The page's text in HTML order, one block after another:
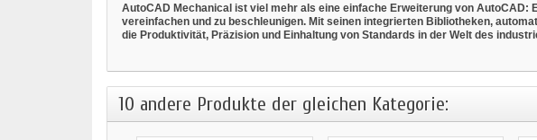
AutoCAD Mechanical ist viel mehr als eine einfache Erweiterung von
vereinfachen und zu beschleunigen. Mit seinen integrierten Bibliotheken,
die Produktivität, Präzision und Einhaltung von Standards in der Welt des
10 andere Produkte der gleichen Kategorie: